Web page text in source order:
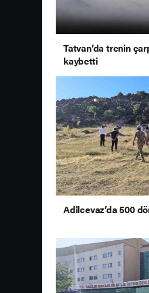
Tatvan’da trenin
kaybetti
Adilcevaz’da 500